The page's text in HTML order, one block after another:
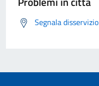
Segnala disservizio